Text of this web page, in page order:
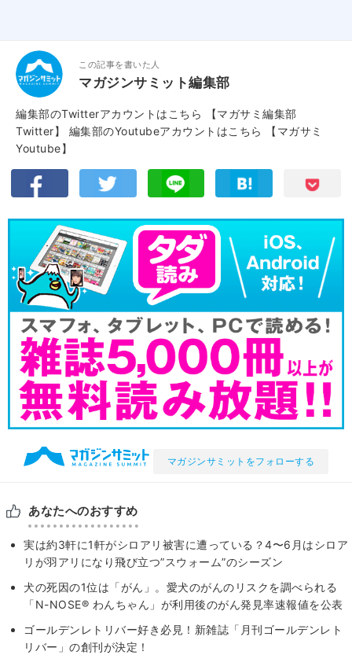
この記事を書いた人
マガジンサミット編集部
編集部のTwitterアカウントはこちら
【マガサミ編集部
Twitter】
編集部のYoutubeアカウントはこちら
【マガサミ
Youtube】
マガジンサミットをフォローする
あなたへのおすすめ
実は約3軒に1軒がシロアリ被害に遭っている？4〜6月はシロア
リが羽アリになり飛び立つ”スウォーム”のシーズン
犬の死因の1位は「がん」。愛犬のがんのリスクを調べられる
「N-NOSE® わんちゃん」が利用後のがん発見率速報値を公表
ゴールデンレトリバー好き必見！新雑誌「月刊ゴールデンレト
リバー」の創刊が決定！